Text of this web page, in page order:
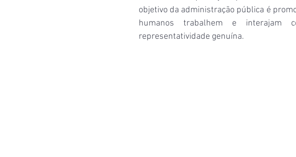
objetivo da administração pública é
humanos trabalhem e interajam
representatividade genuína.